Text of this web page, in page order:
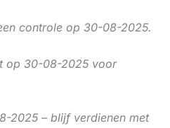
controle op 30-08-2025.
op 30-08-2025 voor
2025 – blijf verdienen met